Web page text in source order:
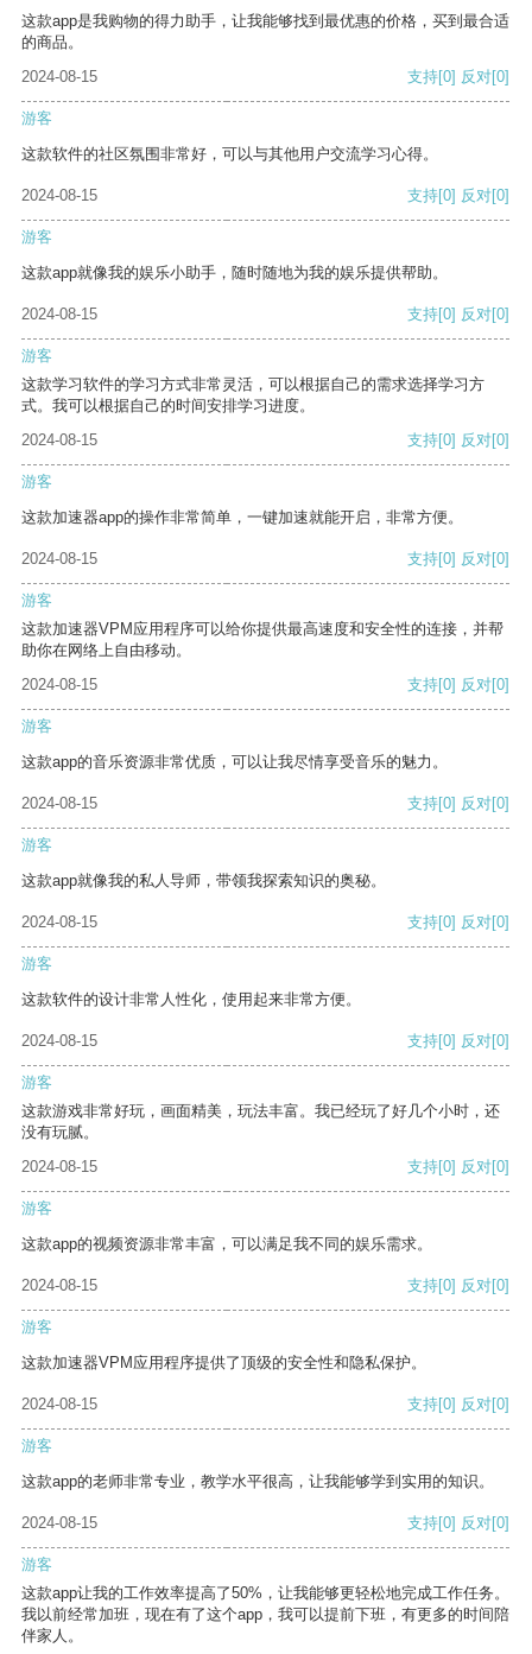
这款app是我购物的得力助手，让我能够找到最优惠的价格，买到最合适
的商品。
2024-08-15
支持[0] 反对[0]
游客
这款软件的社区氛围非常好，可以与其他用户交流学习心得。
2024-08-15 支持[0] 反对[0]
游客
这款app就像我的娱乐小助手，随时随地为我的娱乐提供帮助。
2024-08-15 支持[0] 反对[0]
游客
这款学习软件的学习方式非常灵活，可以根据自己的需求选择学习方
式。我可以根据自己的时间安排学习进度。
2024-08-15
支持[0] 反对[0]
游客
这款加速器app的操作非常简单，一键加速就能开启，非常方便。
2024-08-15 支持[0] 反对[0]
游客
这款加速器VPM应用程序可以给你提供最高速度和安全性的连接，并帮
助你在网络上自由移动。
2024-08-15
支持[0] 反对[0]
游客
这款app的音乐资源非常优质，可以让我尽情享受音乐的魅力。
2024-08-15 支持[0] 反对[0]
游客
这款app就像我的私人导师，带领我探索知识的奥秘。
2024-08-15 支持[0] 反对[0]
游客
这款软件的设计非常人性化，使用起来非常方便。
2024-08-15 支持[0] 反对[0]
游客
这款游戏非常好玩，画面精美，玩法丰富。我已经玩了好几个小时，还
没有玩腻。
2024-08-15
支持[0] 反对[0]
游客
这款app的视频资源非常丰富，可以满足我不同的娱乐需求。
2024-08-15 支持[0] 反对[0]
游客
这款加速器VPM应用程序提供了顶级的安全性和隐私保护。
2024-08-15 支持[0] 反对[0]
游客
这款app的老师非常专业，教学水平很高，让我能够学到实用的知识。
2024-08-15 支持[0] 反对[0]
游客
这款app让我的工作效率提高了50%，让我能够更轻松地完成工作任务。
我以前经常加班，现在有了这个app，我可以提前下班，有更多的时间陪
伴家人。